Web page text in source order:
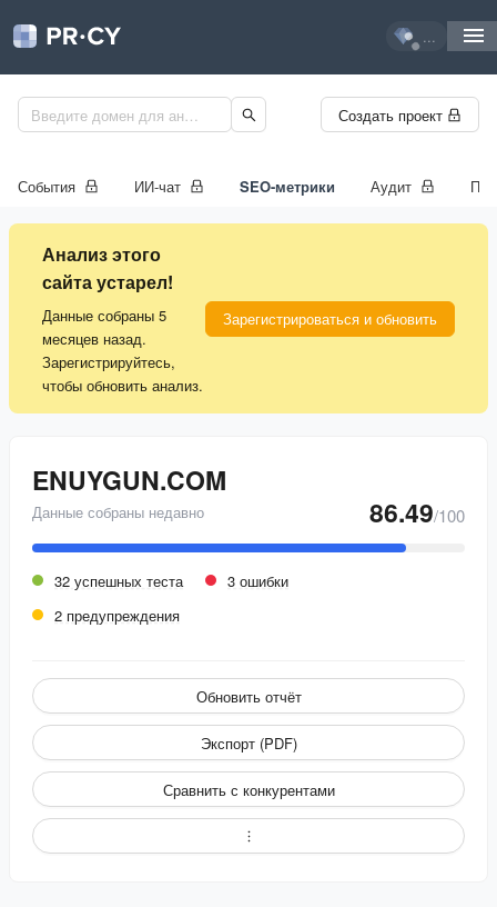
...
Создать проект
События ИИ-чат SEO-метрики Аудит
Анализ этого
сайта устарел!
Данные собраны 5
месяцев назад.
Зарегистрируйтесь,
чтобы обновить анализ.
Зарегистрироваться и обновить
ENUYGUN.COM
Данные собраны недавно 86.49/100
32 успешных теста
3 ошибки
2 предупреждения
Обновить отчёт
Экспорт (PDF)
Сравнить с конкурентами